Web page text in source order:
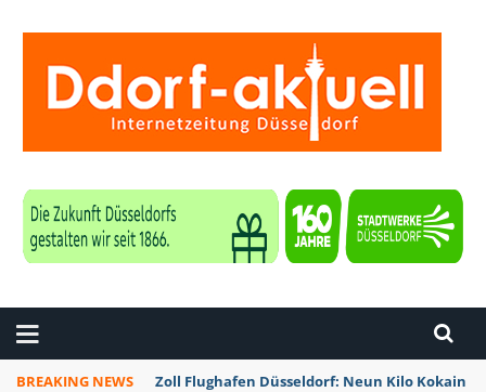
BREAKING NEWS Zoll Flughafen Düsseldorf: Neun Kilo Kokain